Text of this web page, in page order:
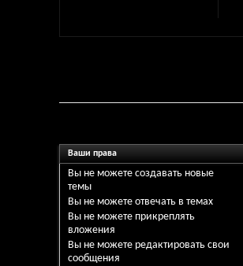
Ваши права
Вы не можете создавать новые
темы
Вы не можете отвечать в темах
Вы не можете прикреплять
вложения
Вы не можете редактировать свои
сообщения